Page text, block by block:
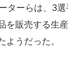
ーらは、3
を販売する生
ようだった。